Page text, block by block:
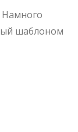
Намного
шаблоном